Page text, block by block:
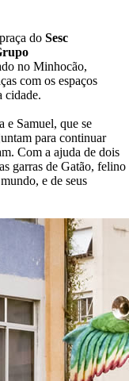
do Sesc
no Minhocão,
com os espaços
cidade.
e Samuel, que se
para continuar
Com a ajuda de dois
garras de Gatão, felino
e de seus